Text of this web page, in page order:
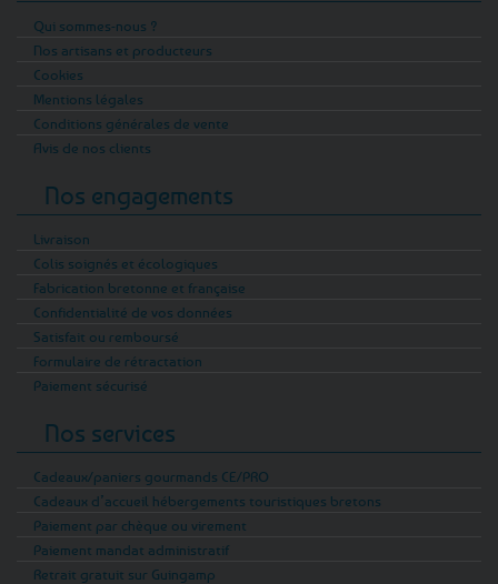
Qui sommes-nous ?
Nos artisans et producteurs
Cookies
Mentions légales
Conditions générales de vente
Avis de nos clients
Nos engagements
Livraison
Colis soignés et écologiques
Fabrication bretonne et française
Confidentialité de vos données
Satisfait ou remboursé
Formulaire de rétractation
Paiement sécurisé
Nos services
Cadeaux/paniers gourmands CE/PRO
Cadeaux d’accueil hébergements touristiques bretons
Paiement par chèque ou virement
Paiement mandat administratif
Retrait gratuit sur Guingamp